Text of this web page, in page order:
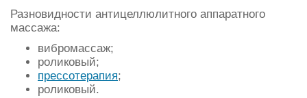
Разновидности антицеллюлитного аппаратного
массажа:
вибромассаж;
роликовый;
прессотерапия;
роликовый.